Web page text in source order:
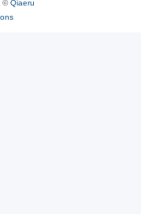
©Qiaeru